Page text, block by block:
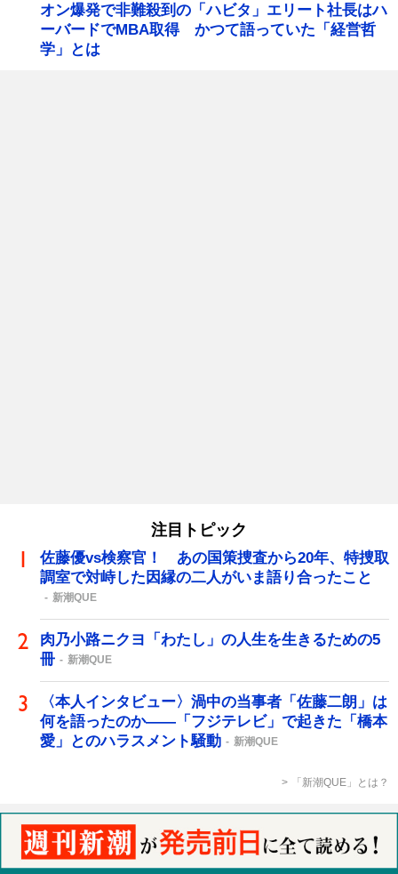
オン爆発で非難殺到の「ハビタ」エリート社長はハ
ーバードでMBA取得 かつて語っていた「経営哲
学」とは
注目トピック
佐藤優vs検察官！ あの国策捜査から20年、特捜取
調室で対峙した因縁の二人がいま語り合ったこと
新潮QUE
肉乃小路ニクヨ「わたし」の人生を生きるための5
冊
新潮QUE
〈本人インタビュー〉渦中の当事者「佐藤二朗」は
何を語ったのか――「フジテレビ」で起きた「橋本
愛」とのハラスメント騒動
新潮QUE
「新潮QUE」とは？